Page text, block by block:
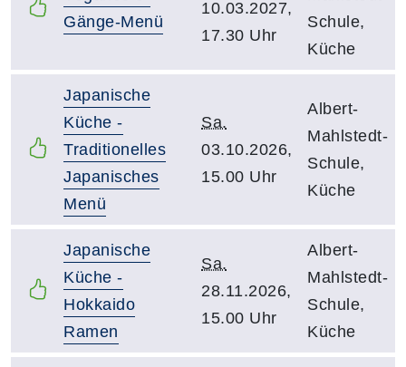
Gänge-Menü
10.03.2027,
17.30 Uhr
Schule,
Küche
Japanische
Küche -
Traditionelles
Japanisches
Menü
Sa.
03.10.2026,
15.00 Uhr
Albert-
Mahlstedt-
Schule,
Küche
Japanische
Küche -
Hokkaido
Ramen
Sa.
28.11.2026,
15.00 Uhr
Albert-
Mahlstedt-
Schule,
Küche